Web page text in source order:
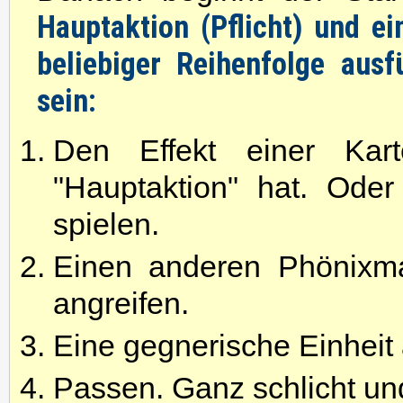
Hauptaktion (Pflicht) und
beliebiger Reihenfolge
sein:
Den Effekt einer
"Hauptaktion" hat.
spielen.
Einen anderen
angreifen.
Eine gegnerische Einheit
Passen. Ganz schlicht